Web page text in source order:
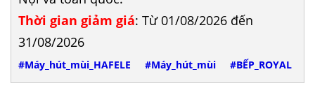
Thời gian giảm giá: Từ 01/08/2026 đến
31/08/2026
#Máy_hút_mùi_HAFELE #Máy_hút_mùi #BẾP_ROYAL